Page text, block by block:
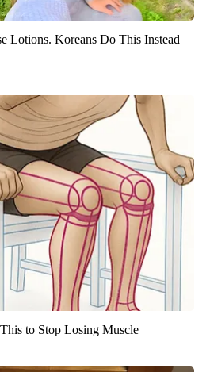
Lotions. Koreans Do This Instead
to Stop Losing Muscle